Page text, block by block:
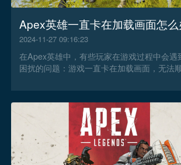
2024-11-27 09:16:23
在Apex英雄中，有些玩家在游戏过程中会遇
困扰的问题：游戏一直卡在加载画面，无法